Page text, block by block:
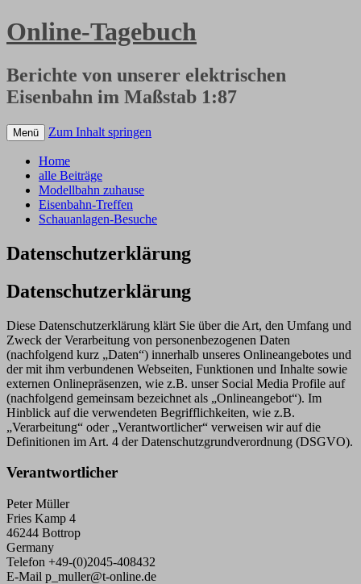
Online-Tagebuch
Berichte von unserer elektrischen
Eisenbahn im Maßstab 1:87
Menü Zum Inhalt springen
Home
alle Beiträge
Modellbahn zuhause
Eisenbahn-Treffen
Schauanlagen-Besuche
Datenschutzerklärung
Datenschutzerklärung
Diese Datenschutzerklärung klärt Sie über die Art, den Umfang und
Zweck der Verarbeitung von personenbezogenen Daten
(nachfolgend kurz „Daten“) innerhalb unseres Onlineangebotes und
der mit ihm verbundenen Webseiten, Funktionen und Inhalte sowie
externen Onlinepräsenzen, wie z.B. unser Social Media Profile auf
(nachfolgend gemeinsam bezeichnet als „Onlineangebot“). Im
Hinblick auf die verwendeten Begrifflichkeiten, wie z.B.
„Verarbeitung“ oder „Verantwortlicher“ verweisen wir auf die
Definitionen im Art. 4 der Datenschutzgrundverordnung (DSGVO).
Verantwortlicher
Peter Müller
Fries Kamp 4
46244 Bottrop
Germany
Telefon +49-(0)2045-408432
E-Mail p_muller@t-online.de